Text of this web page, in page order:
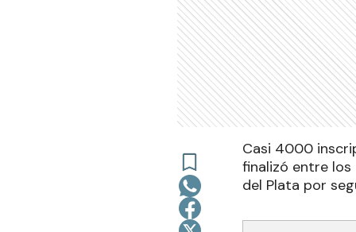
Casi 4000
finalizó entre los
del Plata por